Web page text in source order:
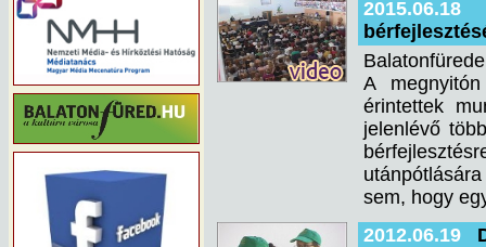
2015.06.18
A
érintettek
jelenlévő
sem, hogy
2012.06.19